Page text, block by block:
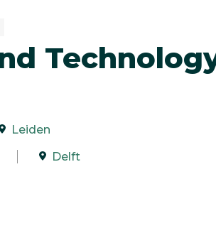
Leiden
Delft